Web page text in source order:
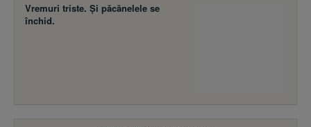
Vremuri triste. Şi păcănelele se
închid.